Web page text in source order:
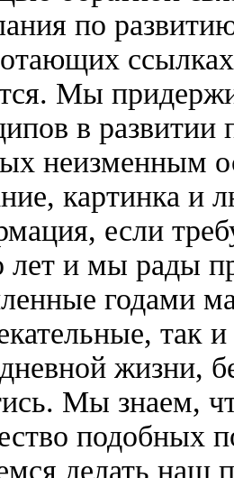
по
Мы
в развитии
неизменным
картинка и
если
лет и мы рады
годами
так
жизни,
Мы знаем,
подобных
делать наш